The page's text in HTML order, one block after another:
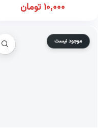
10,000تومان
موجود نیست